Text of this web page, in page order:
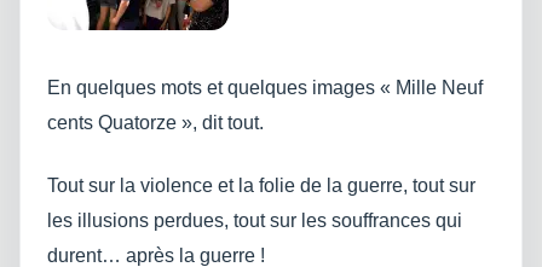
En quelques mots et quelques images « Mille Neuf
cents Quatorze », dit tout.
Tout sur la violence et la folie de la guerre, tout sur
les illusions perdues, tout sur les souffrances qui
durent… après la guerre !